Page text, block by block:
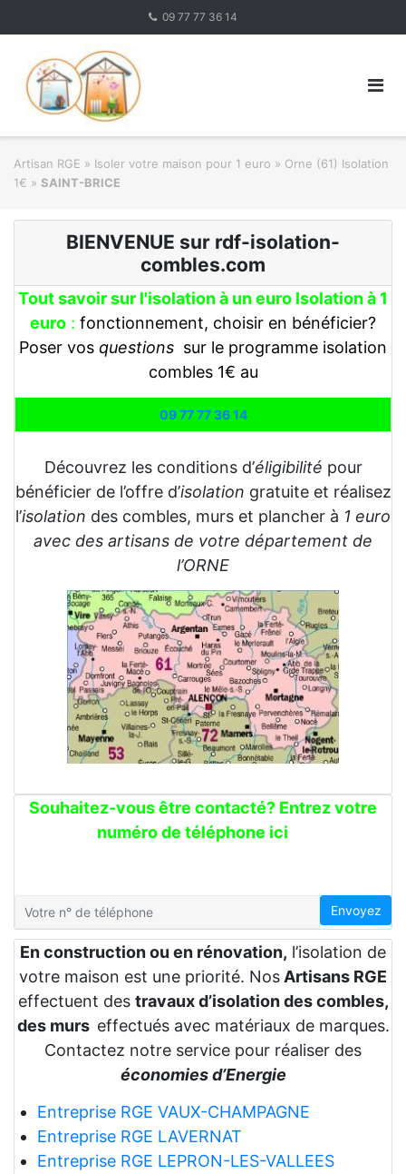
09 77 77 36 14
Artisan RGE » Isoler votre maison pour 1 euro » Orne (61) Isolation
1€ » SAINT-BRICE
BIENVENUE sur rdf-isolation-
combles.com
Tout savoir sur l'isolation à un euro Isolation à 1
euro : fonctionnement, choisir en bénéficier?
Poser vos questions sur le programme isolation
combles 1€ au
09 77 77 36 14
Découvrez les conditions d’éligibilité pour
bénéficier de l’offre d’isolation gratuite et réalisez
l’isolation des combles, murs et plancher à 1 euro
avec des artisans de votre département de
l’ORNE
Souhaitez-vous être contacté? Entrez votre
numéro de téléphone ici
Envoyez
En construction ou en rénovation, l’isolation de
votre maison est une priorité. Nos Artisans RGE
effectuent des travaux d’isolation des combles,
des murs effectués avec matériaux de marques.
Contactez notre service pour réaliser des
économies d’Energie
Entreprise RGE VAUX-CHAMPAGNE
Entreprise RGE LAVERNAT
Entreprise RGE LEPRON-LES-VALLEES